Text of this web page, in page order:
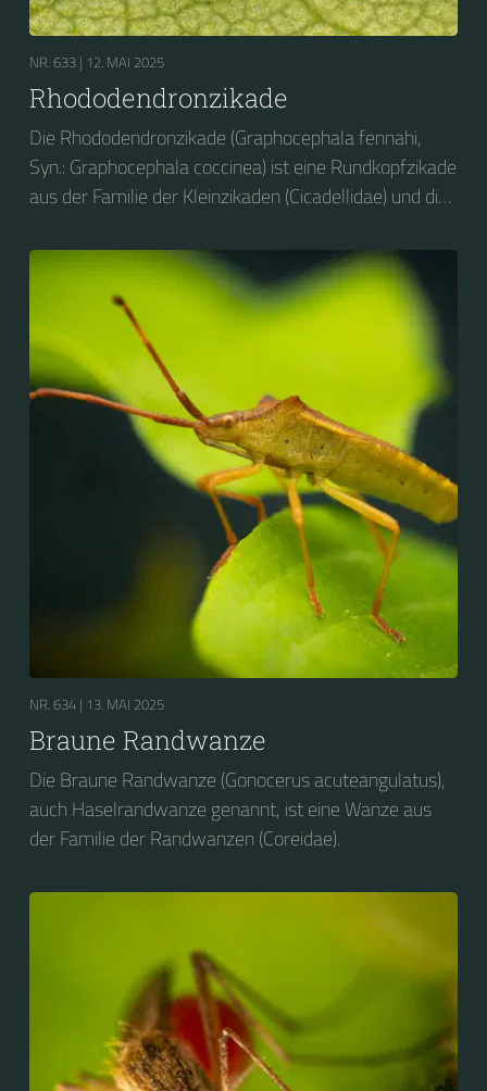
NR. 633 | 12. MAI 2025
Rhododendronzikade
Die Rhododendronzikade (Graphocephala fennahi,
Syn.: Graphocephala coccinea) ist eine Rundkopfzikade
aus der Familie der Kleinzikaden (Cicadellidae) und die
NR. 634 | 13. MAI 2025
Braune Randwanze
Die Braune Randwanze (Gonocerus acuteangulatus),
auch Haselrandwanze genannt, ist eine Wanze aus
der Familie der Randwanzen (Coreidae).